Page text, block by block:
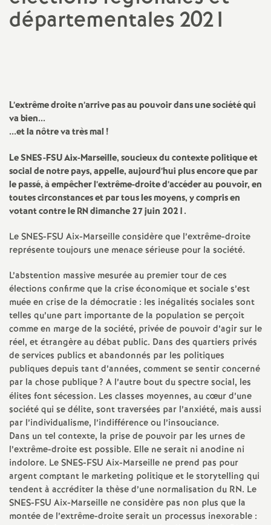
a
n
a
d
e
s
E
n
s
e
i
g
départementales 2021
L’extrême droite n’arrive pas au pouvoir dans une société qui
va bien...
...et la nôtre va très mal!
Le SNES-FSU Aix-Marseille, soucieux du contexte politique et
social de notre pays, appelle, aujourd’hui plus encore que par
le passé, à empêcher l’extrême-droite d’accéder au pouvoir, en
toutes circonstances et par tous les moyens, y compris en
votant contre le RN dimanche 27 juin 2021.
Le SNES-FSU Aix-Marseille considère que l’extrême-droite
représente toujours une menace sérieuse pour la société.
L’abstention massive mesurée au premier tour de ces
élections confirme que la crise économique et sociale s’est
muée en crise de la démocratie : les inégalités sociales sont
telles qu’une part importante de la population se perçoit
comme en marge de la société, privée de pouvoir d’agir sur le
réel, et étrangère au débat public. Dans des quartiers privés
de services publics et abandonnés par les politiques
publiques depuis tant d’années, comment se sentir concerné
par la chose publique? A l’autre bout du spectre social, les
élites font sécession. Les classes moyennes, au cœur d’une
société qui se délite, sont traversées par l’anxiété, mais aussi
par l’individualisme, l’indifférence ou l’insouciance.
Dans un tel contexte, la prise de pouvoir par les urnes de
l’extrême-droite est possible. Elle ne serait ni anodine ni
indolore. Le SNES-FSU Aix-Marseille ne prend pas pour
argent comptant le marketing politique et le storytelling qui
tendent à accréditer la thèse d’une normalisation du RN. Le
SNES-FSU Aix-Marseille ne considère pas non plus que la
montée de l’extrême-droite serait un processus inexorable :